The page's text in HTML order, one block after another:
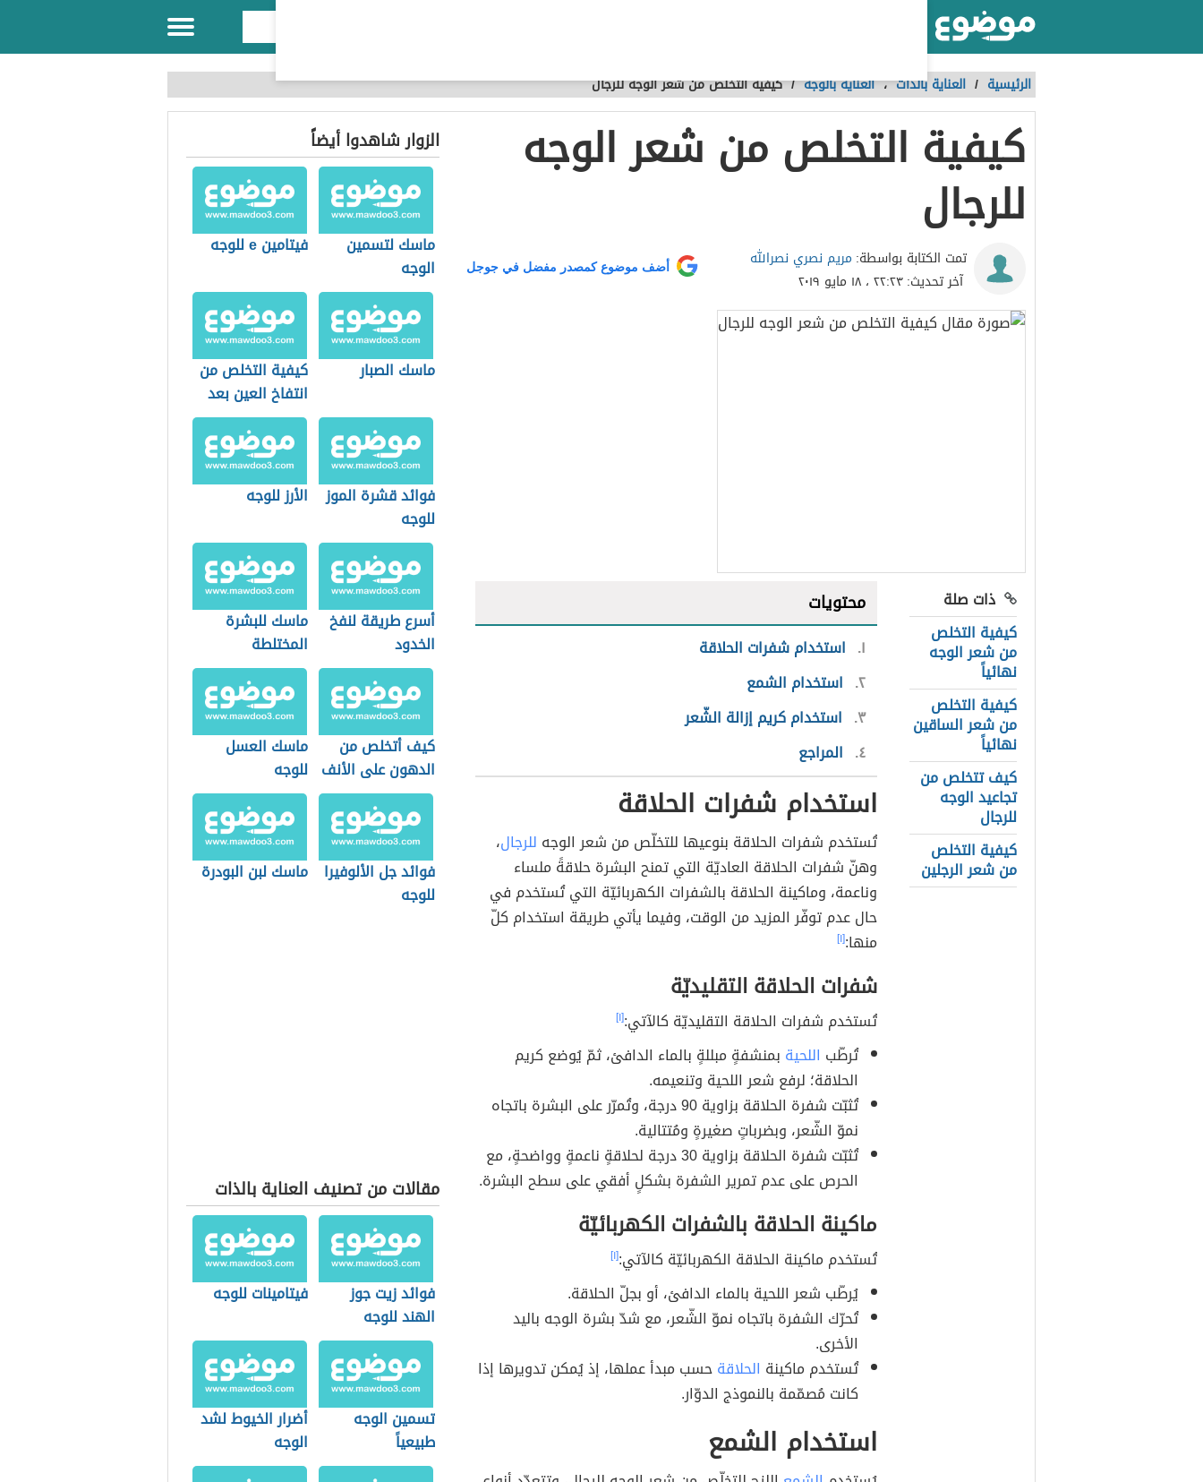
الرئيسية / العناية بالذات،العناية بالوجه /كيفية التخلص من شعر الوجه للرجال
كيفية التخلص من شعر الوجه
للرجال
تمت الكتابة بواسطة: مريم نصري نصرالله
آخر تحديث:٢٢:٢٣ ، ١٨ مايو ٢٠١٩
أضف موضوع كمصدر مفضل في جوجل
ذات صلة
كيفية التخلص
من شعر الوجه
نهائياً
كيفية التخلص
من شعر الساقين
نهائياً
كيف تتخلص من
تجاعيد الوجه
للرجال
كيفية التخلص
من شعر الرجلين
محتويات
١ استخدام شفرات الحلاقة
٢ استخدام الشمع
٣ استخدام كريم إزالة الشّعر
٤ المراجع
استخدام شفرات الحلاقة
تُستخدم شفرات الحلاقة بنوعيها للتخلّص من شعر الوجه للرجال،
وهنّ شفرات الحلاقة العاديّة التي تمنح البشرة حلاقةً ملساء
وناعمة، وماكينة الحلاقة بالشفرات الكهربائيّة التي تُستخدم في
حال عدم توفّر المزيد من الوقت، وفيما يأتي طريقة استخدام كلّ
منها:[١]
شفرات الحلاقة التقليديّة
تُستخدم شفرات الحلاقة التقليديّة كالآتي:[١]
تُرطّب اللحية بمنشفةٍ مبللةٍ بالماء الدافئ، ثمّ يُوضع كريم
الحلاقة؛ لرفع شعر اللحية وتنعيمه.
تُثبّت شفرة الحلاقة بزاوية 90 درجة، وتُمرّر على البشرة باتجاه
نموّ الشّعر، وبضرباتٍ صغيرةٍ ومُتتالية.
تُثبّت شفرة الحلاقة بزاوية 30 درجة لحلاقةٍ ناعمةٍ وواضحةٍ، مع
الحرص على عدم تمرير الشفرة بشكلٍ أفقي على سطح البشرة.
ماكينة الحلاقة بالشفرات الكهربائيّة
تُستخدم ماكينة الحلاقة الكهربائيّة كالآتي:[١]
يُرطّب شعر اللحية بالماء الدافئ، أو بجلّ الحلاقة.
تُحرّك الشفرة باتجاه نموّ الشّعر، مع شدّ بشرة الوجه باليد
الأخرى.
تُستخدم ماكينة الحلاقةحسب مبدأ عملها، إذ يُمكن تدويرها إذا
كانت مُصمّمة بالنموذج الدوّار.
استخدام الشمع
الزوار شاهدوا أيضاً
ماسك لتسمين
الوجه
فيتامين e للوجه
ماسك الصبار
كيفية التخلص من
انتفاخ العين بعد
البكاء
فوائد قشرة الموز
للوجه
الأرز للوجه
أسرع طريقة لنفخ
الخدود
ماسك للبشرة
المختلطة
كيف أتخلص من
الدهون على الأنف
ماسك العسل
للوجه
فوائد جل الألوفيرا
للوجه
ماسك لبن البودرة
مقالات من تصنيف العناية بالذات
فوائد زيت جوز
الهند للوجه
فيتامينات للوجه
تسمين الوجه
طبيعياً
أضرار الخيوط لشد
الوجه